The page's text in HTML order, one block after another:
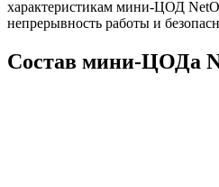
характеристикам мини-ЦОД
непрерывность работы и
Состав мини-ЦОДа